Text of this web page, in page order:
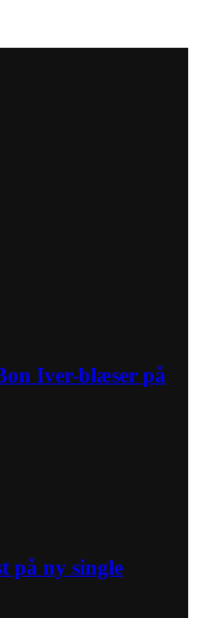
Iver-blæser på
på ny single